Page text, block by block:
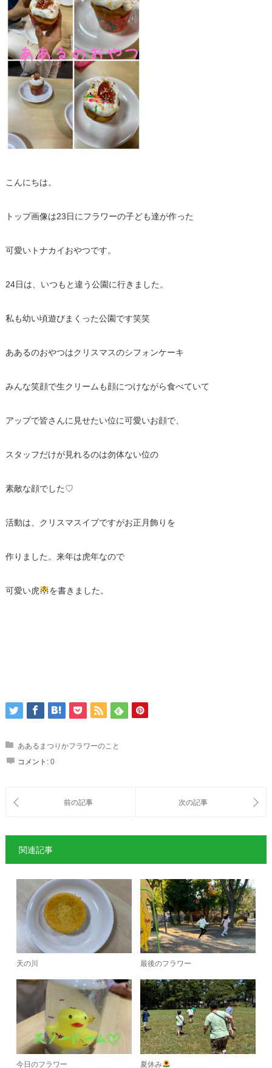
こんにちは。
トップ画像は23日にフラワーの子ども達が作った
可愛いトナカイおやつです。
24日は、いつもと違う公園に行きました。
私も幼い頃遊びまくった公園です笑笑
ああるのおやつはクリスマスのシフォンケーキ
みんな笑顔で生クリームも顔につけながら食べていて
アップで皆さんに見せたい位に可愛いお顔で、
スタッフだけが見れるのは勿体ない位の
素敵な顔でした♡
活動は、クリスマスイブですがお正月飾りを
作りました。来年は虎年なので
可愛い虎 を書きました。
ああるまつりかフラワーのこと
コメント: 0
関連記事
天の川 最後のフラワー
今日のフラワー 夏休み